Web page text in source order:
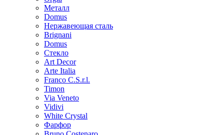
Металл
Domus
Нержавеющая сталь
Brignani
Domus
Стекло
Art Decor
Arte Italia
Franco C.S.r.l.
Timon
Via Veneto
Vidivi
White Crystal
Фарфор